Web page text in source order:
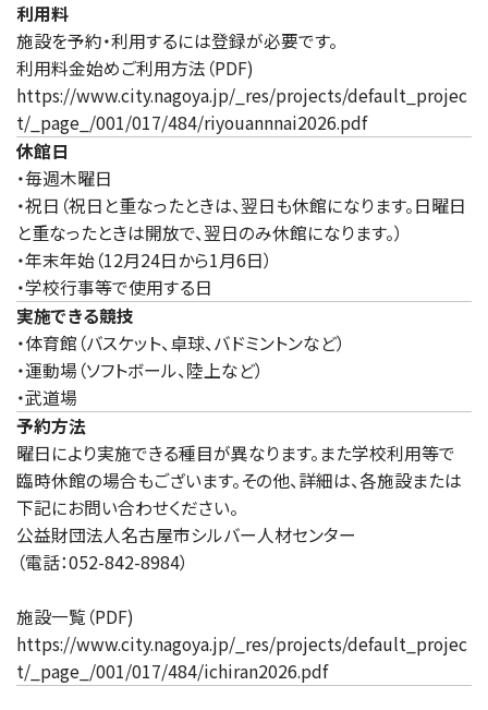
利用料
施設を予約・利用するには登録が必要です。
利用料金始めご利用方法（PDF)
https://www.city.nagoya.jp/_res/projects/default_projec
t/_page_/001/017/484/riyouannnai2026.pdf
休館日
・毎週木曜日
・祝日（祝日と重なったときは、翌日も休館になります。日曜日
と重なったときは開放で、翌日のみ休館になります。）
・年末年始（12月24日から1月6日）
・学校行事等で使用する日
実施できる競技
・体育館（バスケット、卓球、バドミントンなど）
・運動場（ソフトボール、陸上など）
・武道場
予約方法
曜日により実施できる種目が異なります。また学校利用等で
臨時休館の場合もございます。その他、詳細は、各施設または
下記にお問い合わせください。
公益財団法人名古屋市シルバー人材センター
（電話：052-842-8984）
施設一覧（PDF)
https://www.city.nagoya.jp/_res/projects/default_projec
t/_page_/001/017/484/ichiran2026.pdf